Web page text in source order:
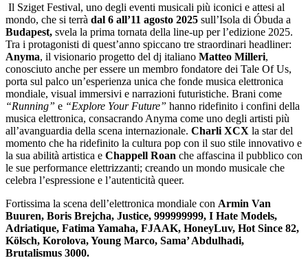
Il Sziget Festival, uno degli eventi musicali più iconici e attesi al
mondo, che si terrà dal 6 all’11 agosto 2025 sull’Isola di Óbuda a
Budapest, svela la prima tornata della line-up per l’edizione 2025.
Tra i protagonisti di quest’anno spiccano tre straordinari headliner:
Anyma, il visionario progetto del dj italiano Matteo Milleri,
conosciuto anche per essere un membro fondatore dei Tale Of Us,
porta sul palco un’esperienza unica che fonde musica elettronica
mondiale, visual immersivi e narrazioni futuristiche. Brani come
“Running” e “Explore Your Future” hanno ridefinito i confini della
musica elettronica, consacrando Anyma come uno degli artisti più
all’avanguardia della scena internazionale. Charli XCX la star del
momento che ha ridefinito la cultura pop con il suo stile innovativo e
la sua abilità artistica e Chappell Roan che affascina il pubblico con
le sue performance elettrizzanti; creando un mondo musicale che
celebra l’espressione e l’autenticità queer.
Fortissima la scena dell’elettronica mondiale con Armin Van
Buuren, Boris Brejcha, Justice, 999999999, I Hate Models,
Adriatique, Fatima Yamaha, FJAAK, HoneyLuv, Hot Since 82,
Kölsch, Korolova, Young Marco, Sama’ Abdulhadi,
Brutalismus 3000.